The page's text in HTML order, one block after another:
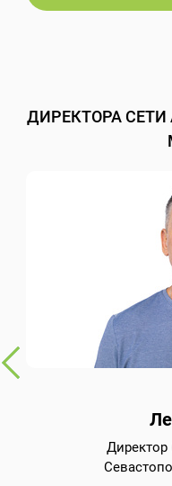
ДИРЕКТОРА
Директор